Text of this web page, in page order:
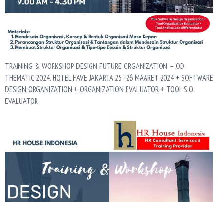
TRAINING & WORKSHOP DESIGN FUTURE ORGANIZATION – OD
THEMATIC 2024. HOTEL FAVE JAKARTA 25 -26 MAARET 2024 + SOFTWARE
DESIGN ORGANIZATION + ORGANIZATION EVALUATOR + TOOL S.O.
EVALUATOR